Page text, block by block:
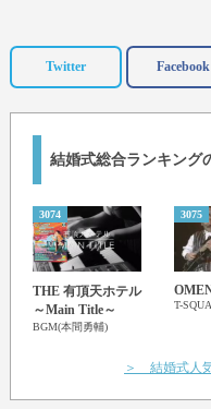
Twitter Facebook
結婚式総合ランキング
3074
THE 有頂天ホテル
～Main Title～
BGM(本間勇輔)
3075
T-
＞ 結婚式人